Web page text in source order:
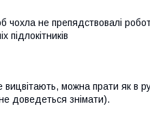
не препядствовалі
підлокітників
вицвітають, можна прати як в
доведеться знімати).